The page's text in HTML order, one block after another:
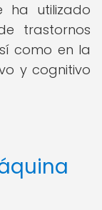
ha utilizado
trastornos
como en la
y cognitivo